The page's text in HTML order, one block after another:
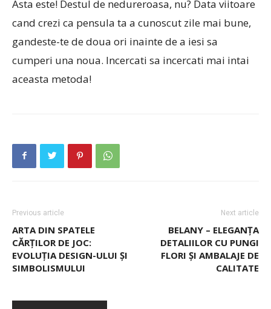
Asta este! Destul de nedureroasa, nu? Data viitoare
cand crezi ca pensula ta a cunoscut zile mai bune,
gandeste-te de doua ori inainte de a iesi sa
cumperi una noua. Incercati sa incercati mai intai
aceasta metoda!
Previous article
ARTA DIN SPATELE
CĂRȚILOR DE JOC:
EVOLUȚIA DESIGN-ULUI ȘI
SIMBOLISMULUI
Next article
BELANY – ELEGANȚA
DETALIILOR CU PUNGI
FLORI ȘI AMBALAJE DE
CALITATE